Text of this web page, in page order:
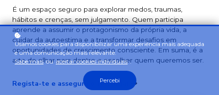
É um espaço seguro para explorar medos, traumas,
hábitos e crenças, sem julgamento. Quem participa
aprende a assumir o protagonismo da própria vida, a
cuidar da autoestima e a transformar desafios em
oportunidades de crescimento consciente. Em suma, é a
arte de olhar para dentro e escolher quem queremos ser.
Regista-te e assegura o teu lugar
Usamos cookies para disponibilizar uma experiência mais adequada
e uma comunicação mais relevante.
Sabe mais ou aceitar cookies individuais .
Percebi